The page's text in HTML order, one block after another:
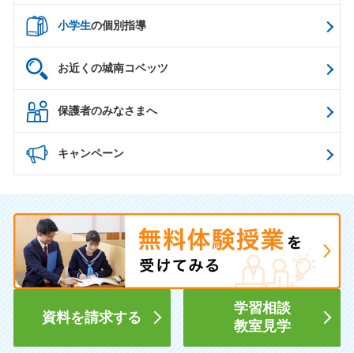
小学生の個別指導
お近くの城南コベッツ
保護者のみなさまへ
キャンペーン
資料を請求する
学習相談
教室見学